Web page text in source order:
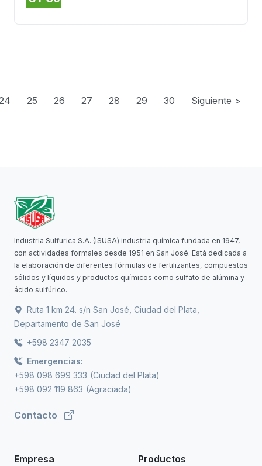
25 26 27 28 29 30 Siguiente >
Industria Sulfurica S.A. (ISUSA) industria química fundada en 1947,
con actividades formales desde 1951 en San José. Está dedicada a
la elaboración de diferentes fórmulas de fertilizantes, compuestos
sólidos y líquidos y productos químicos como sulfato de alúmina y
ácido sulfúrico.
Ruta 1 km 24. s/n San José, Ciudad del Plata,
Departamento de San José
+598 2347 2035
Emergencias:
+598 098 699 333 (Ciudad del Plata)
+598 092 119 863 (Agraciada)
Contacto
Empresa Productos